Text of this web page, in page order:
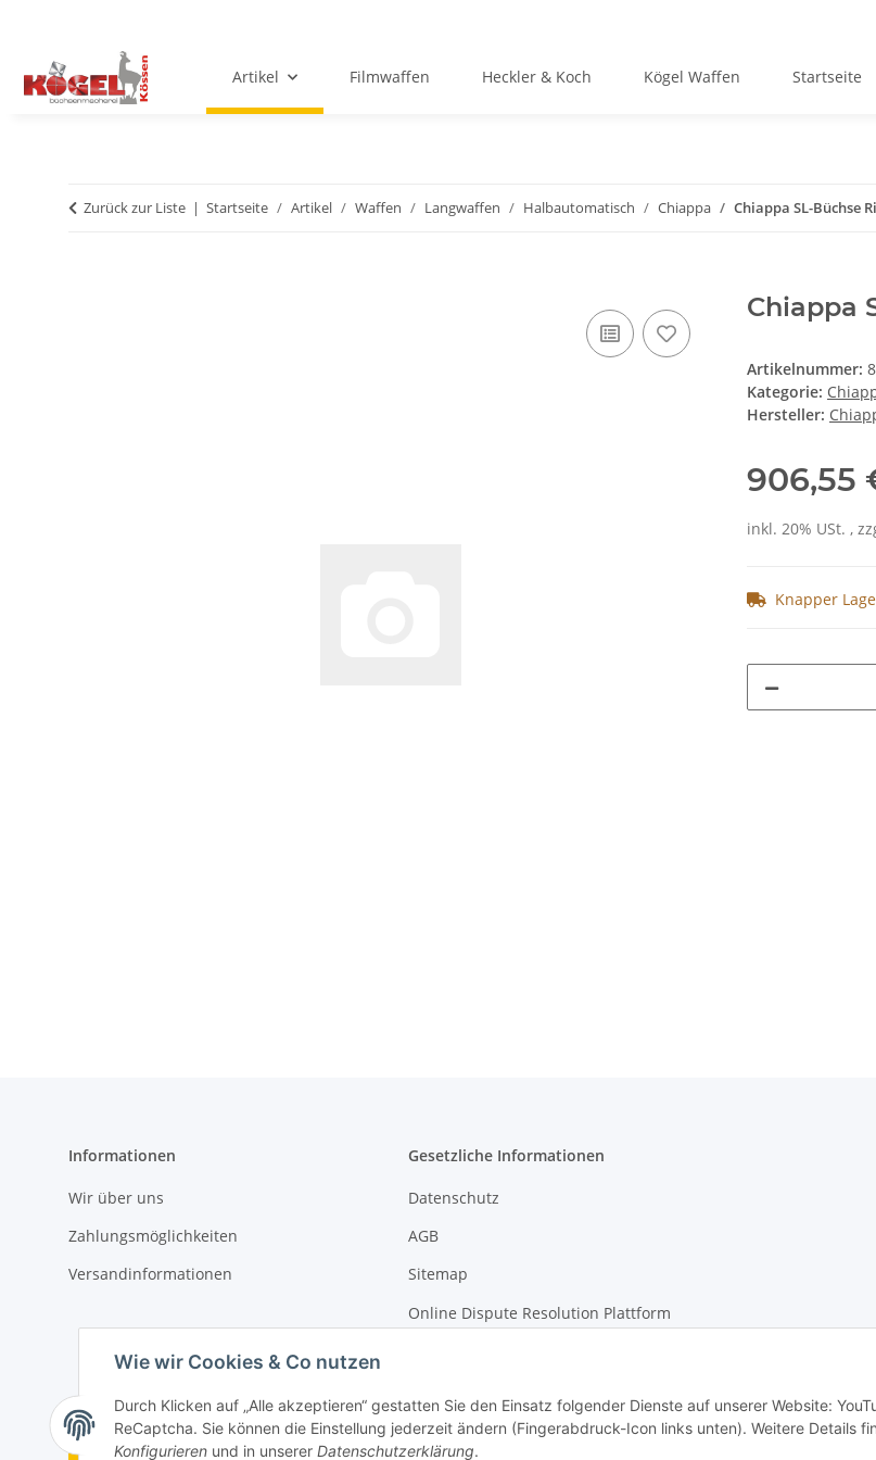
Wie wir Cookies & Co nutzen
Durch Klicken auf „Alle akzeptieren“ gestatten Sie den Einsatz folgender Dienste auf unserer Website:
ReCaptcha. Sie können die Einstellung jederzeit ändern (Fingerabdruck-Icon links unten). Weitere Details
Konfigurieren und in unserer Datenschutzerklärung.
Artikel Filmwaffen Heckler & Koch Kögel Waffen Startseite
Zurück zur Liste Startseite Artikel Waffen Langwaffen Halbautomatisch Chiappa Chiappa SL-Büchse
Chiappa
Artikelnummer:
Kategorie:
Hersteller:
906,55
inkl. 20% USt. ,
Knapper
Informationen
Wir über uns
Zahlungsmöglichkeiten
Versandinformationen
Gesetzliche Informationen
Datenschutz
AGB
Sitemap
Online Dispute Resolution Plattform
Vertrag widerrufen